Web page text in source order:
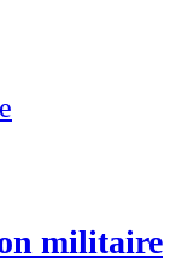
militaire